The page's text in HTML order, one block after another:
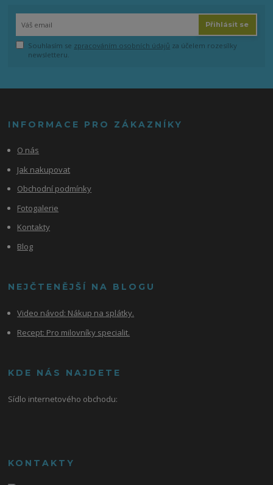
Přihlásit se
Souhlasím se zpracováním osobních údajů za účelem rozesílky
newsletteru.
INFORMACE PRO ZÁKAZNÍKY
O nás
Jak nakupovat
Obchodní podmínky
Fotogalerie
Kontakty
Blog
NEJČTENĚJŠÍ NA BLOGU
Video návod: Nákup na splátky.
Recept: Pro milovníky specialit.
KDE NÁS NAJDETE
Sídlo internetového obchodu:
KONTAKTY